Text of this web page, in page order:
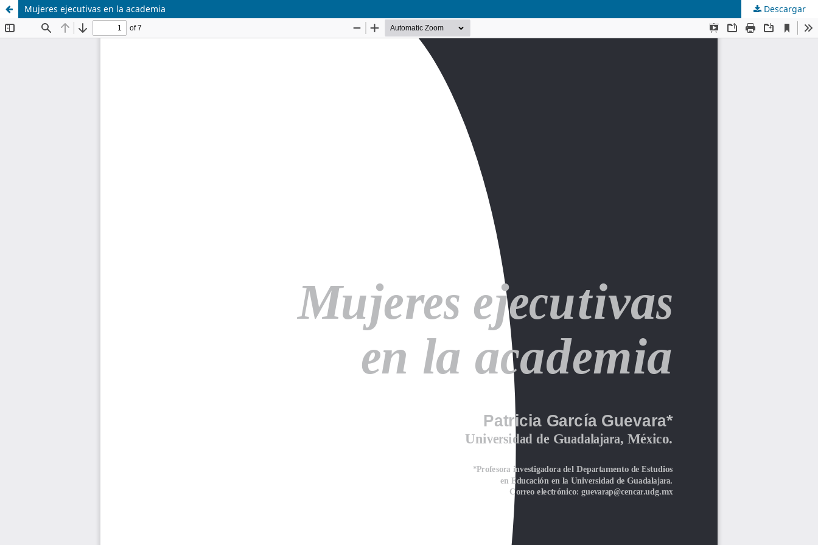
Mujeres ejecutivas en la academia Descargar